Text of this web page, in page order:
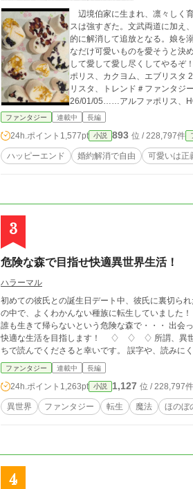
辺境伯家に生まれ、凛々しく
スは強すぎた。文武両道に加え
的に解消して追放となる。娘を
なだけ可愛いものを愛そうと決
して愛して愛し尽くしてやるぞ！ ※ハッピーエンド確定、ほのぼの系？ 【同時掲載】小説家になろう、アルファ
ポリス、カクヨム、エブリスタ 2026/01/06……カクヨム、異世界ファンタジー週間 164位 2026/01/05……エブ
リスタ、トレンド＃ファンタ
26/01/05……アルファポリス、
ファンタジー 連載中 長編
24h.ポイント 1,577pt 小説 893 位 / 228,797件
ハッピーエンド 婚約解消で自由 可愛いは正
3
危険な森で目指せ快適異世界生活！
ハラーマル
初めての彼氏との誕生日デート中、彼氏に裏切られた私は、
の中で、よくわかんない種族に転生していました！ 2人の子どもを助けて、一緒に森で生活することに・・・ だけどその森が、実は
誰も生きて帰らないという危険な森で・・・ 出会った子ども達と、謎種族のスキルや魔法、持ち前の明るさと行動力で、危険な森で
快適な生活を目指します！ ♢ ♢ ♢ 所謂、異世界転生ものです。 初めての投稿なので、色々不備もあると思いますが。軽い気持
ちで読んでくださると幸いです。 誤字や、読みにくいところは見つけ次第修正しています。 内容を大きく変更した場合には、お知ら
せ致しますので、確認していただけると嬉しいです。 「小説家になろう」様「カクヨム」様でも連載させていただいています
月10日、「カクヨム」様の投稿について、アカウ
ファンタジー 連載中 長編
24h.ポイント 1,263pt 小説 1,127 位 / 228,797件
異世界 ファンタジー 転生 魔法 ほのぼ
4